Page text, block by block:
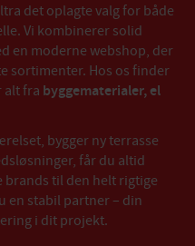
det oplagte valg for både
Vi kombinerer solid
en moderne webshop, der
sortimenter. Hos os finder
alt fra byggematerialer, el
bygger ny terrasse
får du altid
til den helt rigtige
en stabil partner – din
i dit projekt.